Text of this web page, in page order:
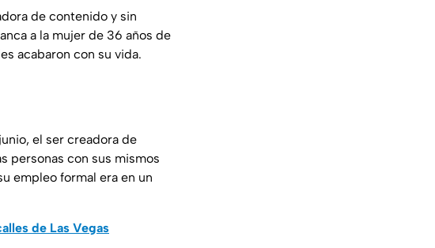
de contenido y sin
a la mujer de 36 años de
acabaron con su vida.
el ser creadora de
personas con sus mismos
empleo formal era en un
de Las Vegas